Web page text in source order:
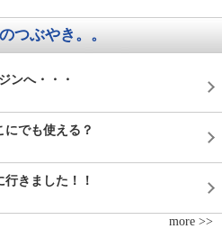
つぶやき。。
ンへ・・・
でも使える？
きました！！
more >>